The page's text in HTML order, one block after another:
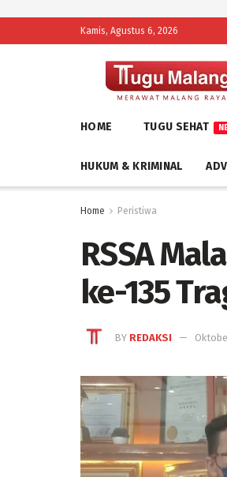
Kamis, Agustus 6, 2026
HOME TUGU SEHAT
HUKUM & KRIMINAL
Home Peristiwa
RSSA
ke-135
BY REDAKSI